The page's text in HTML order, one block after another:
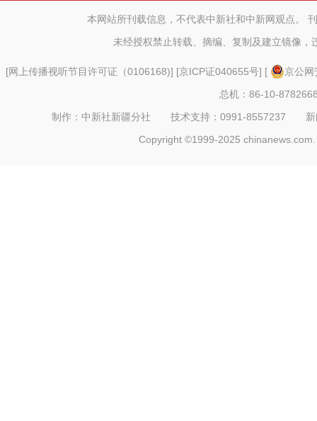
航线本网站所刊载信息，不代表中新社和中新网观点。
未经授权禁止转载、摘编、复制及建立镜像，
[网上传播视听节目许可证（0106168)] [京ICP证040655号] [
京公
总机：86-10-
制作：中新社新疆分社 技术支持：0991-8557237
Copyright ©1999-2025